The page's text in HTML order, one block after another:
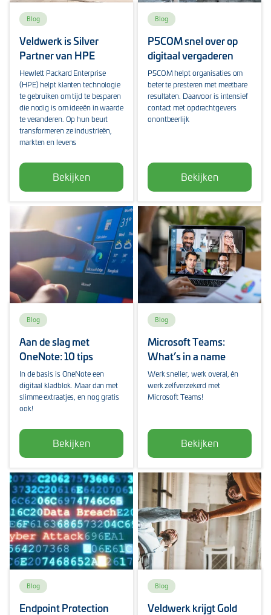
Blog
Veldwerk is Silver
Partner van HPE
Hewlett Packard Enterprise
(HPE) helpt klanten technologie
te gebruiken om tijd te besparen
die nodig is om ideeën in waarde
te veranderen. Op hun beurt
transformeren ze industrieën,
markten en levens
Bekijken
Blog
P5COM snel over op
digitaal vergaderen
P5COM helpt organisaties om
beter te presteren met meetbare
resultaten. Daarvoor is intensief
contact met opdrachtgevers
onontbeerlijk
Bekijken
Blog
Aan de slag met
OneNote: 10 tips
In de basis is OneNote een
digitaal kladblok. Maar dan met
slimme extraatjes, en nog gratis
ook!
Bekijken
Blog
Microsoft Teams:
What’s in a name
Werk sneller, werk overal, én
werk zelfverzekerd met
Microsoft Teams!
Bekijken
Blog
Endpoint Protection
Blog
Veldwerk krijgt Gold